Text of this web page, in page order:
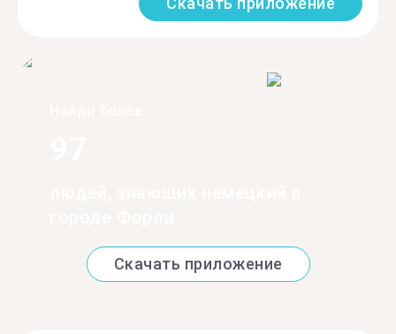
Скачать приложение